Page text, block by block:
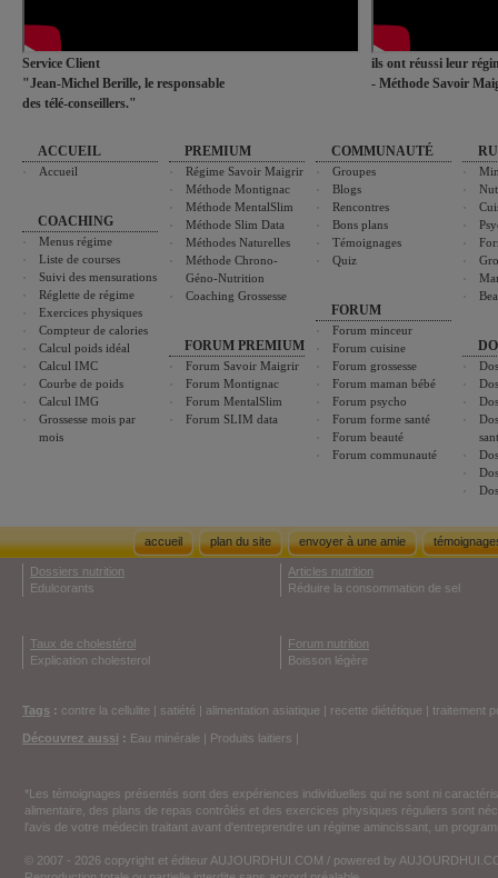
Service Client
"Jean-Michel Berille, le responsable
des télé-conseillers."
ils ont réussi leur
- Méthode Savoir
ACCUEIL
Accueil
COACHING
Menus régime
Liste de courses
Suivi des mensurations
Réglette de régime
Exercices physiques
Compteur de calories
Calcul poids idéal
Calcul IMC
Courbe de poids
Calcul IMG
Grossesse mois par
mois
PREMIUM
Régime Savoir Maigrir
Méthode Montignac
Méthode MentalSlim
Méthode Slim Data
Méthodes Naturelles
Méthode Chrono-
Géno-Nutrition
Coaching Grossesse
FORUM PREMIUM
Forum Savoir Maigrir
Forum Montignac
Forum MentalSlim
Forum SLIM data
COMMUNAUTÉ
Groupes
Blogs
Rencontres
Bons plans
Témoignages
Quiz
FORUM
Forum minceur
Forum cuisine
Forum grossesse
Forum maman bébé
Forum psycho
Forum forme santé
Forum beauté
Forum communauté
accueil plan du site envoyer à une amie
Dossiers nutrition
Edulcorants
Articles nutrition
Réduire la consommation de sel
Taux de cholestérol
Explication cholesterol
Forum nutrition
Boisson légère
Tags : contre la cellulite | satiété | alimentation asiatique | recette diététique | traitement
Découvrez aussi : Eau minérale | Produits laitiers |
*Les témoignages présentés sont des expériences individuelles qui ne sont ni
alimentaire, des plans de repas contrôlés et des exercices physiques réguliers sont
l'avis de votre médecin traitant avant d'entreprendre un régime amincissant, un
© 2007 - 2026 copyright et éditeur AUJOURDHUI.COM / powered by